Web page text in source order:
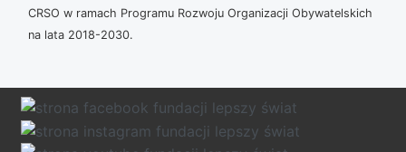
CRSO w ramach Programu Rozwoju Organizacji Obywatelskich
na lata 2018-2030.